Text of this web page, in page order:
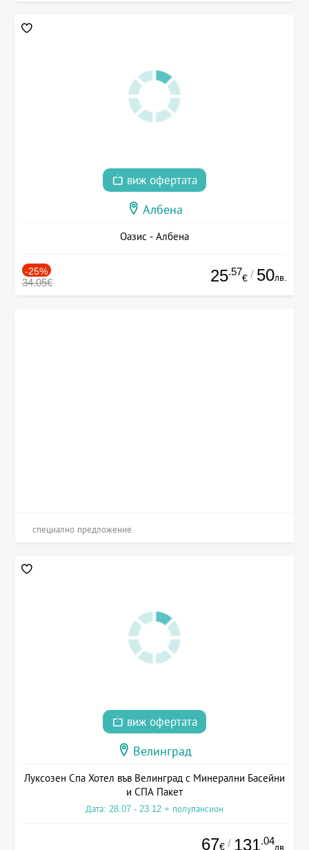
виж офертата
Албена
Оазис - Албена
-25%
34.05€ 25.57
€ / 50лв.
специално предложение
виж офертата
Велинград
Луксозен Спа Хотел във Велинград с Минерални Басейни
и СПА Пакет
Дата: 28.07 - 23.12 + полупансион
67€ / 131.04
лв.